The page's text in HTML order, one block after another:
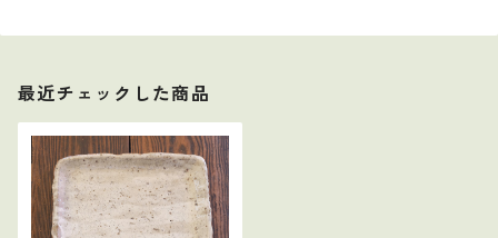
最近チェックした商品